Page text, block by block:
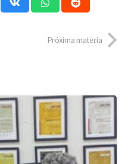
Próxima matéria